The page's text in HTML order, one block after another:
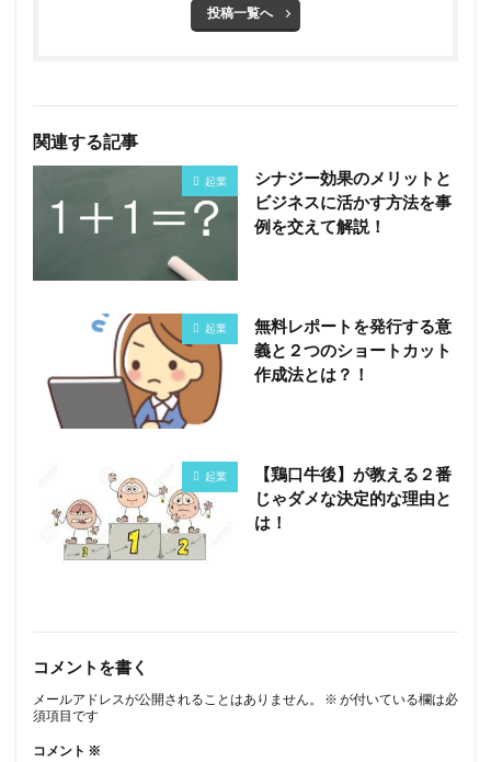
投稿一覧へ
関連する記事
起業
シナジー効果のメリットと
ビジネスに活かす方法を事
例を交えて解説！
起業
無料レポートを発行する意
義と２つのショートカット
作成法とは？！
起業
【鶏口牛後】が教える２番
じゃダメな決定的な理由と
は！
コメントを書く
メールアドレスが公開されることはありません。 ※ が付いている欄は必
須項目です
コメント ※